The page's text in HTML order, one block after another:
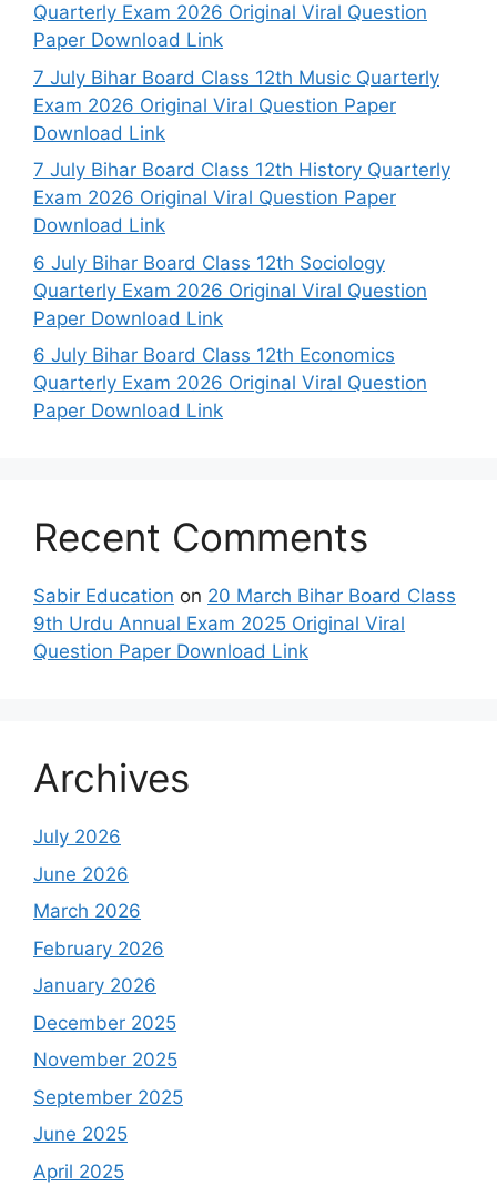
Quarterly Exam 2026 Original Viral Question
Paper Download Link
7 July Bihar Board Class 12th Music Quarterly
Exam 2026 Original Viral Question Paper
Download Link
7 July Bihar Board Class 12th History Quarterly
Exam 2026 Original Viral Question Paper
Download Link
6 July Bihar Board Class 12th Sociology
Quarterly Exam 2026 Original Viral Question
Paper Download Link
6 July Bihar Board Class 12th Economics
Quarterly Exam 2026 Original Viral Question
Paper Download Link
Recent Comments
Sabir Education on 20 March Bihar Board Class
9th Urdu Annual Exam 2025 Original Viral
Question Paper Download Link
Archives
July 2026
June 2026
March 2026
February 2026
January 2026
December 2025
November 2025
September 2025
June 2025
April 2025